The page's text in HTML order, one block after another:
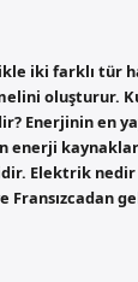
iki farklı tür
oluşturur.
Enerjinin en
Elektrik nedir
Fransızcadan